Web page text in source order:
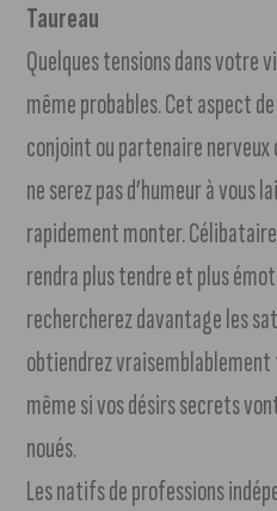
Taureau
Quelques tensions dans votre
même probables. Cet aspect
conjoint ou partenaire
ne serez pas d’humeur à vous
rapidement monter.
rendra plus tendre et plus
rechercherez davantage les
obtiendrez
même si vos désirs secrets
noués.
Les natifs de professions